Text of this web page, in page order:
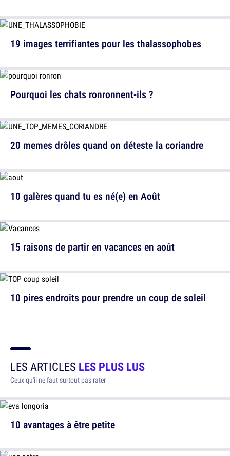
19 images terrifiantes pour les thalassophobes
20 memes drôles quand on déteste la coriandre
15 raisons de partir en vacances en août
Pourquoi les chats ronronnent-ils ?
10 galères quand tu es né(e) en Août
10 pires endroits pour prendre un coup de soleil
LES ARTICLES LES PLUS LUS
Ceux qu'il ne faut surtout pas rater
10 avantages à être petite